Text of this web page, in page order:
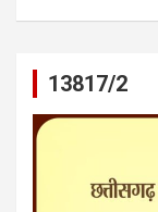
13817/2